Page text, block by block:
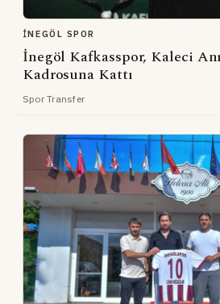
İNEGÖL SPOR
İnegöl Kafkasspor, Kaleci
Kadrosuna Kattı
Spor Transfer